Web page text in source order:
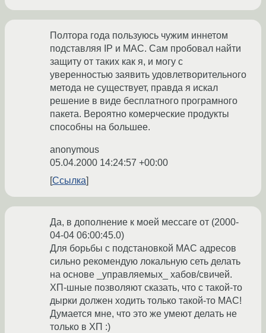
Полтора года пользуюсь чужим иннетом
подставляя IP и MAC. Сам пробовал найти
защиту от таких как я, и могу с
уверенностью заявить удовлетворительного
метода не существует, правда я искал
решение в виде бесплатного програмного
пакета. Вероятно комерческие продукты
способны на большее.
anonymous
05.04.2000 14:24:57 +00:00
Ссылка
Да, в дополнение к моей мессаге от (2000-
04-04 06:00:45.0)
Для борьбы с подстановкой МАС адресов
сильно рекомендую локальную сеть делать
на основе _управляемых_ хабов/свичей.
ХП-шные позволяют сказать, что с такой-то
дырки должен ходить только такой-то МАС!
Думается мне, что это же умеют делать не
только в ХП :)